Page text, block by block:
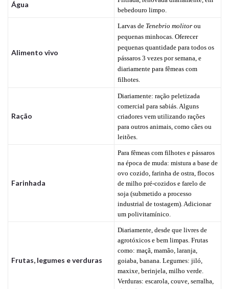
Água
bebedouro limpo.
Alimento vivo
Larvas de Tenebrio molitor ou
pequenas minhocas. Oferecer
pequenas quantidade para todos os
pássaros 3 vezes por semana, e
diariamente para fêmeas com
filhotes.
Ração
Diariamente: ração peletizada
comercial para sabiás. Alguns
criadores vem utilizando rações
para outros animais, como cães ou
leitões.
Farinhada
Para fêmeas com filhotes e pássaros
na época de muda: mistura a base de
ovo cozido, farinha de ostra, flocos
de milho pré-cozidos e farelo de
soja (submetido a processo
industrial de tostagem). Adicionar
um polivitamínico.
Frutas, legumes e verduras
Diariamente, desde que livres de
agrotóxicos e bem limpas. Frutas
como: maçã, mamão, laranja,
goiaba, banana. Legumes: jiló,
maxixe, berinjela, milho verde.
Verduras: escarola, couve, serralha,